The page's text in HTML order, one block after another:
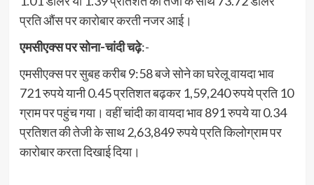
प्रति औंस पर कारोबार करती नजर आई।
एमसीएक्स पर सोना-चांदी चढ़े:-
एमसीएक्स पर सुबह करीब 9:58 बजे सोने का घरेलू वायदा भाव
721 रुपये यानी 0.45 प्रतिशत बढ़कर 1,59,240 रुपये प्रति 10
ग्राम पर पहुंच गया। वहीं चांदी का वायदा भाव 891 रुपये या 0.34
प्रतिशत की तेजी के साथ 2,63,849 रुपये प्रति किलोग्राम पर
कारोबार करता दिखाई दिया।